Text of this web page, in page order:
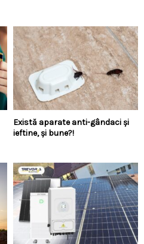
Există aparate anti-gândaci și
ieftine, și bune?!